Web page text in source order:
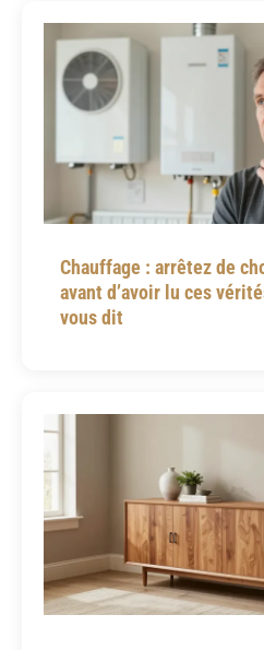
Chauffage : arrêtez de
avant d’avoir lu ces
vous dit